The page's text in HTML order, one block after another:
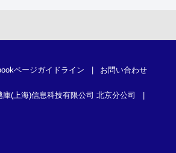
ページガイドライン お問い合わせ
(上海)信息科技有限公司 北京分公司